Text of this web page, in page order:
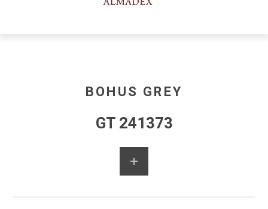
BOHUS GREY
GT 241373